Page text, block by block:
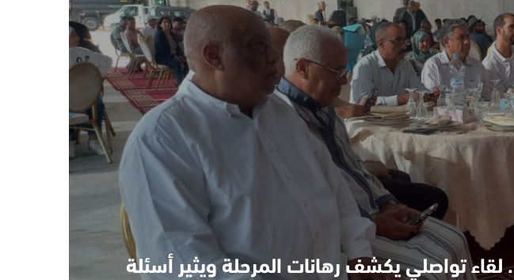
لقاء تواصلي يكشف رهانات المرحلة ويثير أسئلة